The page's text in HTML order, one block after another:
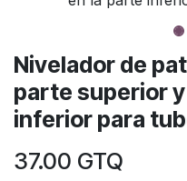
Nivelador de
parte superior
inferior para
37.00 GTQ